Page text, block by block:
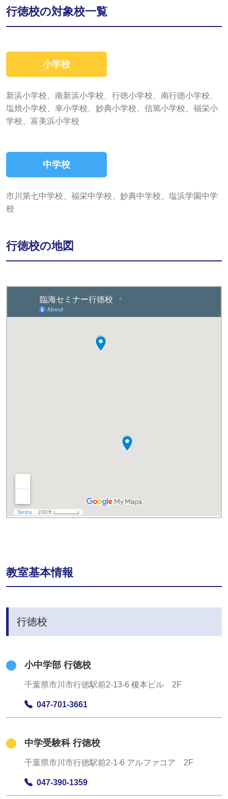
行徳校の対象校一覧
小学校
新浜小学校、南新浜小学校、行徳小学校、南行徳小学校、
塩焼小学校、幸小学校、妙典小学校、信篤小学校、福栄小
学校、富美浜小学校
中学校
市川第七中学校、福栄中学校、妙典中学校、塩浜学園中学
校
行徳校の地図
教室基本情報
行徳校
小中学部 行徳校
千葉県市川市行徳駅前2-13-6 榎本ビル 2F
047-701-3661
中学受験科 行徳校
千葉県市川市行徳駅前2-1-6 アルファコア 2F
047-390-1359